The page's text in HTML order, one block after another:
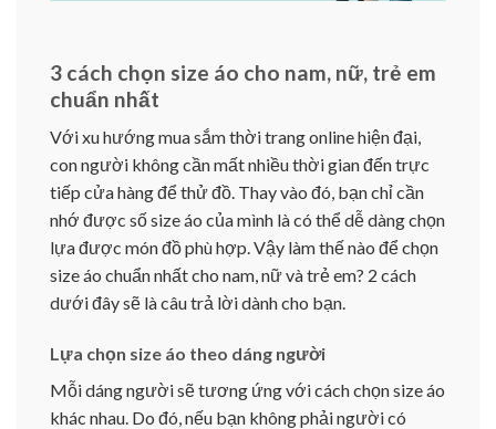
3 cách chọn size áo cho nam, nữ, trẻ em
chuẩn nhất
Với xu hướng mua sắm thời trang online hiện đại,
con người không cần mất nhiều thời gian đến trực
tiếp cửa hàng để thử đồ. Thay vào đó, bạn chỉ cần
nhớ được số size áo của mình là có thể dễ dàng chọn
lựa được món đồ phù hợp. Vậy làm thế nào để chọn
size áo chuẩn nhất cho nam, nữ và trẻ em? 2 cách
dưới đây sẽ là câu trả lời dành cho bạn.
Lựa chọn size áo theo dáng người
Mỗi dáng người sẽ tương ứng với cách chọn size áo
khác nhau. Do đó, nếu bạn không phải người có